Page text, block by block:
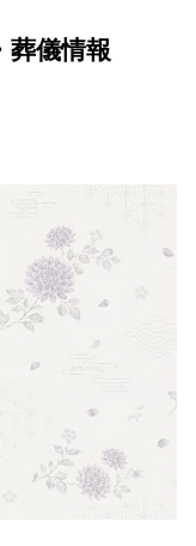
葬儀情報